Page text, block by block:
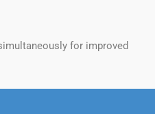
for improved